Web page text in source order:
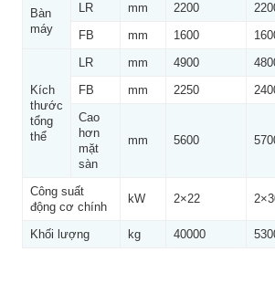
Bàn
máy
LR mm 2200
FB
mm 1600
Kích
thước
tổng
thể
LR mm 4900
FB
mm 2250
Cao
hơn
mặt
sàn
mm 5600
Công suất
động cơ chính
kW 2×22
Khối lượng kg 40000